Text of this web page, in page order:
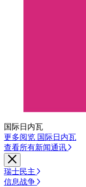
国际日内瓦
更多阅览 国际日内瓦
查看所有新闻通讯
瑞士民主
信息战争